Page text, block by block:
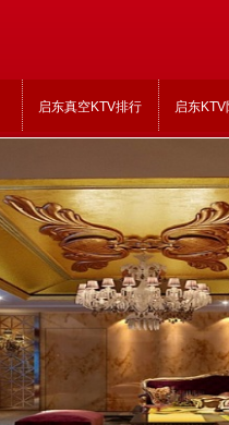
启东真空KTV排行 启东